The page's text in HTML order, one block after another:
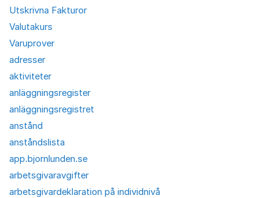
Utskrivna Fakturor
Valutakurs
Varuprover
adresser
aktiviteter
anläggningsregister
anläggningsregistret
anstånd
anståndslista
app.bjornlunden.se
arbetsgivaravgifter
arbetsgivardeklaration på individnivå